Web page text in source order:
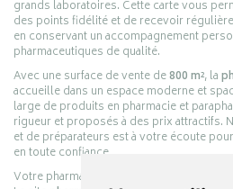
grands laboratoires. Cette carte vous
des points fidélité et de recevoir
en conservant un accompagnement
pharmaceutiques de qualité.
Avec une surface de vente de800 m², la
accueille dans un espace moderne et
large de produits en pharmacie et
rigueur et proposés à des prix attractifs.
et de préparateurs est à votre écoute
en toute confiance.
Votre pharmacie en ligne :